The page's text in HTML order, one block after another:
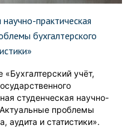
практическая
бухгалтерского
учёт,
студенческая научно-
проблемы
аудита и статистики».